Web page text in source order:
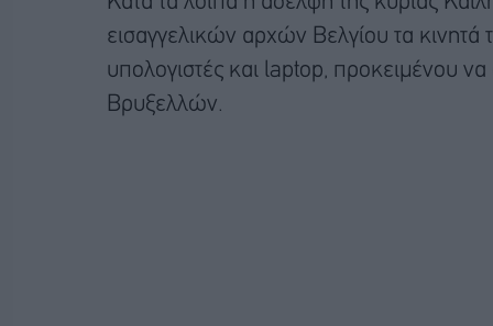
εισαγγελικών αρχών Βελγίου τα
υπολογιστές και laptop, προκειμένου
Βρυξελλών.